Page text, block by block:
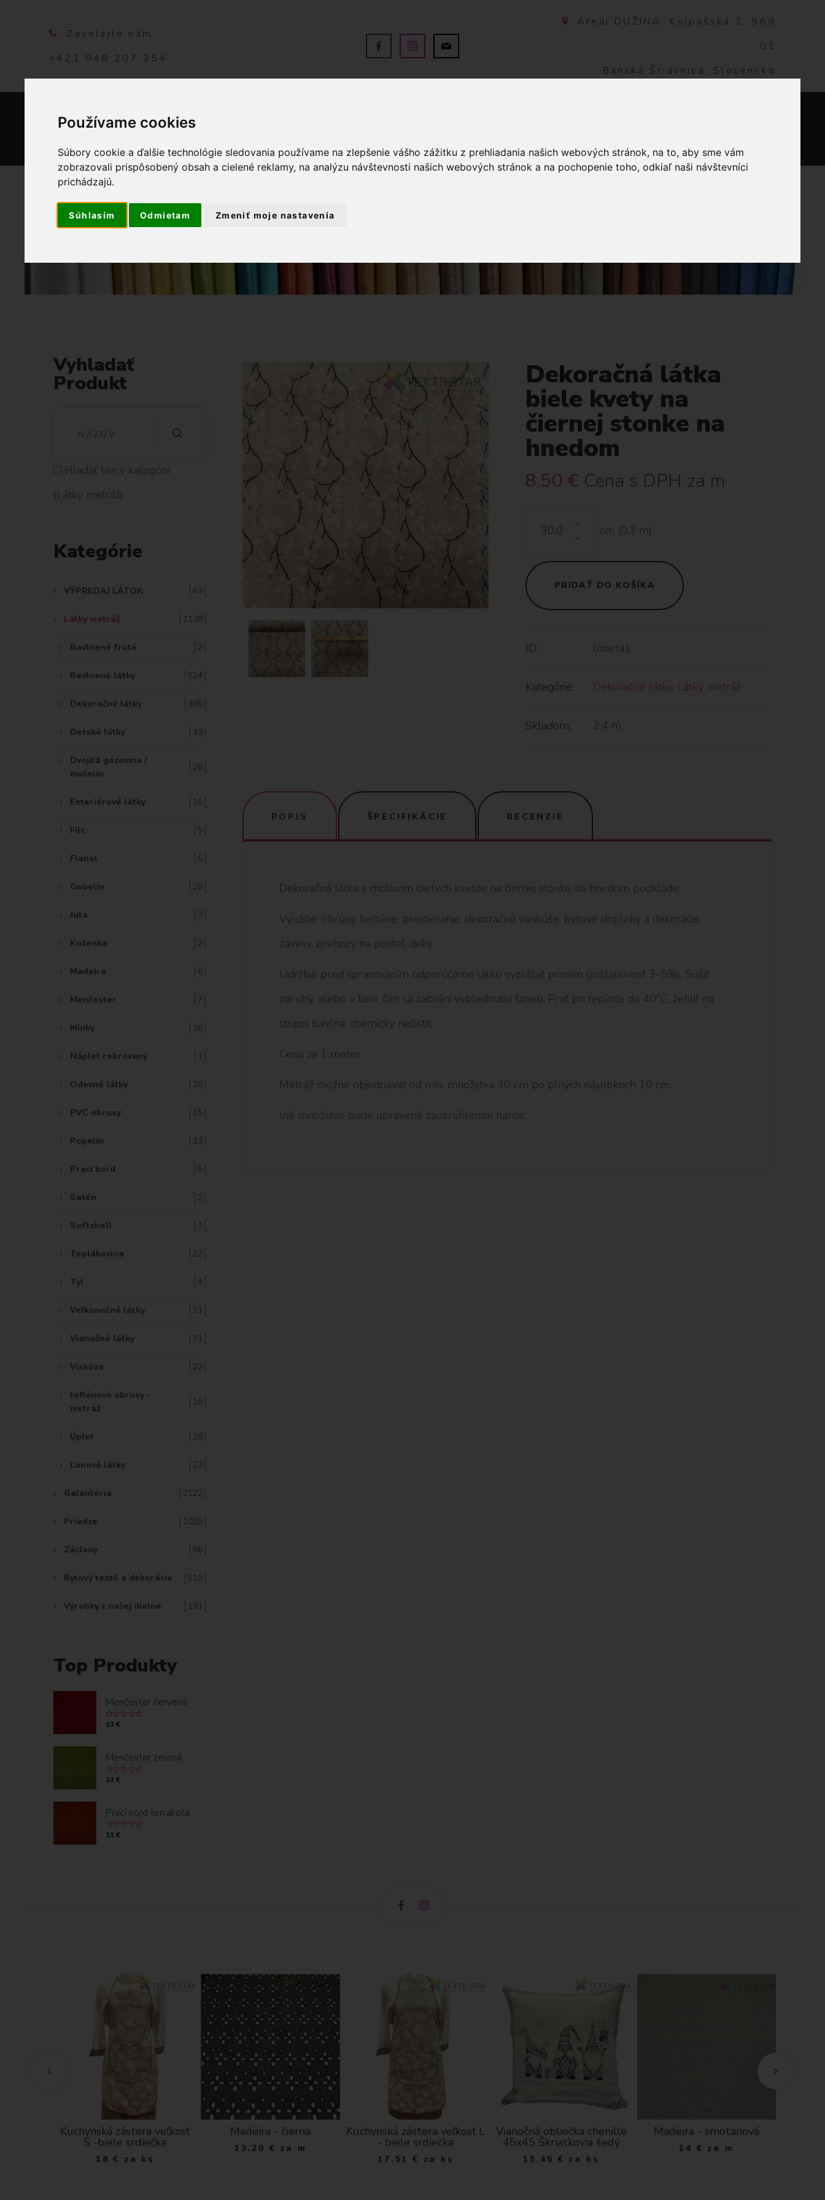
Používame cookies
Súbory cookie a ďalšie technológie sledovania používame na zlepšenie vášho zážitku z prehliadania našich webových stránok, na to, aby sme vám
zobrazovali prispôsobený obsah a cielené reklamy, na analýzu návštevnosti našich webových stránok a na pochopenie toho, odkiaľ naši návštevníci
prichádzajú.
Súhlasím Odmietam Zmeniť moje nastavenia
Zavolajte nám
+421 948 207 354
Areál DUŽINA, Kolpašská 1, 969
01
Banská Štiavnica, Slovensko
OBCHOD LÁTKY METRÁŽ
Dekoračná látka
biele kvety na
čiernej stonke na
hnedom
8.50 € Cena s DPH za m
cm (0.3 m)
PRIDAŤ DO KOŠÍKA
ID: loneta1
Kategórie: Dekoračné látky, Látky metráž
Skladom: 2.4 m
POPIS ŠPECIFIKÁCIE RECENZIE
Dekoračná látka s motívom bielych kvetov na čiernej stonke na hnedom podklade.
Využitie: obrusy, behúne, prestieranie, dekoračné vankúše, bytové doplnky a dekorácie,
závesy, prehozy na posteľ, deky.
Údržba: pred spracovaním odporúčame látku vyzrážať praním (zrážanlivosť 3-5%). Sušiť
naruby, alebo v tieni, čím sa zabráni vyblednutiu farieb. Prať pri teplote do 40°C, žehliť na
stupni bavlna, chemicky nečistiť.
Cena za 1 meter.
Metráž možno objednávať od min. množstva 30 cm po plných násobkoch 10 cm.
Iné množstvo bude upravené zaokrúhlením nahor.
Vyhladať
Produkt
H
L
D
Ť
:
Hladať len v kategórií
(Látky metráž)
Kategórie
VÝPREDAJ LÁTOK 63
Látky metráž 1138
Bavlnené froté 2
Bavlnené látky 524
Dekoračné látky 365
Detské látky 49
Dvojitá gázovina /
mušelín
28
Exteriérové látky 15
Filc 5
Flanel 6
Gobelín 28
Juta 3
Koženka 2
Madeira 6
Menčester 7
Minky 16
Náplet rebrovaný 1
Odevné látky 20
PVC obrusy 15
Popelín 13
Prací kord 5
Satén 2
Softshell 7
Teplákovina 22
Tyl 4
Veľkonočné látky 11
Vianočné látky 71
Viskóza 22
teflónové obrusy -
metráž
19
Úplet 18
Ľanové látky 22
Galantéria 2122
Priadze 1029
Záclony 66
Bytový textil a dekorácie 519
Výrobky z našej dielne 191
Top Produkty
Menčester červená
13 €
Menčester zelená
13 €
Prací kord terrakota
11 €
Kuchynská zástera veľkosť
S -biele srdiečka
18 € za ks
Madeira - čierna
13.20 € za m
Kuchynská zástera veľkosť L
- biele srdiečka
17.51 € za ks
Vianočná obliečka chenille
45x45 Škriatkovia šedý
15.45 € za ks
Madeira - smotanová
14 € za m